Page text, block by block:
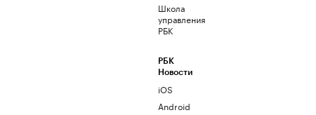
Школа
управления
РБК
РБК
Новости
iOS
Android